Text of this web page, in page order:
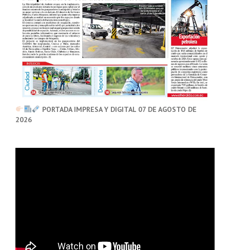
PORTADA IMPRESA Y DIGITAL 07 DE AGOSTO DE
2026